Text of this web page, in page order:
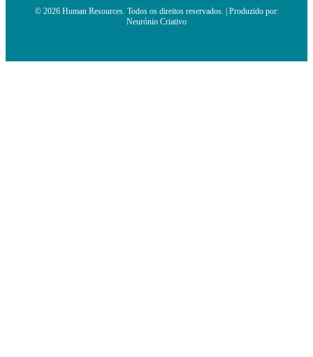
© 2026 Human Resources. Todos os direitos reservados. | Produzido por:
Neurónio Criativo